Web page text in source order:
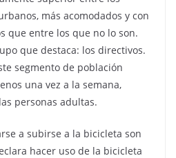
más acomodados y con
que entre los que no lo son.
que destaca: los directivos.
segmento de población
una vez a la semana,
personas adultas.
a subirse a la bicicleta son
hacer uso de la bicicleta